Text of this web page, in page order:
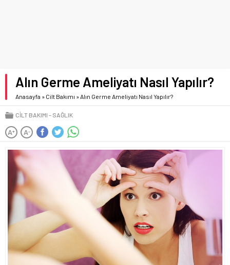
Alın Germe Ameliyatı Nasıl Yapılır?
Anasayfa » Cilt Bakımı »Alın Germe Ameliyatı Nasıl Yapılır?
CILT BAKIMI SAĞLIK
A+ A-